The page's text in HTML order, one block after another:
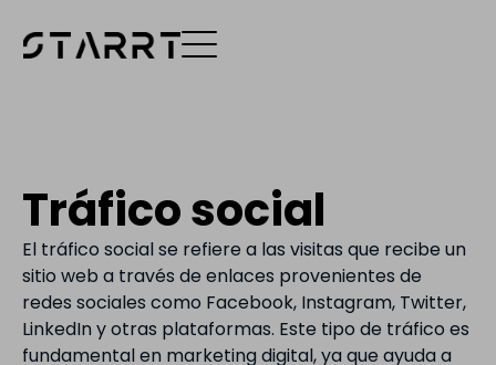
Tráfico social
El tráfico social se refiere a las visitas que recibe un
sitio web a través de enlaces provenientes de
redes sociales como Facebook, Instagram, Twitter,
LinkedIn y otras plataformas. Este tipo de tráfico es
fundamental en marketing digital, ya que ayuda a